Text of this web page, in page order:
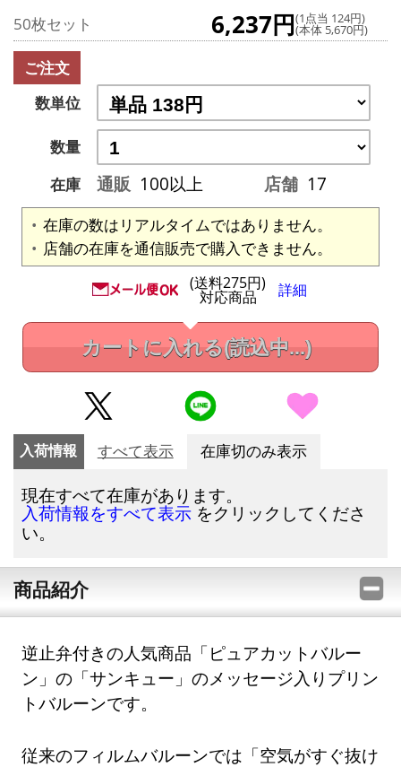
50枚セット 6,237円(1点当 124円)
(本体 5,670円)
ご注文
数単位
数量
在庫
通販 100以上 店舗 17
在庫の数はリアルタイムではありません。
店舗の在庫を通信販売で購入できません。
(送料275円)
対応商品 詳細
カートに入れる(読込中...)
入荷情報 すべて表示 在庫切のみ表示
現在すべて在庫があります。
入荷情報をすべて表示 をクリックしてくださ
い。
商品紹介
逆止弁付きの人気商品「ピュアカットバルー
ン」の「サンキュー」のメッセージ入りプリン
トバルーンです。
従来のフィルムバルーンでは「空気がすぐ抜け